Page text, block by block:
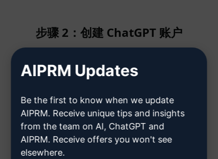
步骤 2：创建 ChatGPT 账户
单击此处了解如何创建 ChatGPT 帐
步骤 3：在您的 ChatGPT 中使用提示
AIPRM Updates
Be the first to know when we update
AIPRM. Receive unique tips and insights
from the team on AI, ChatGPT and
AIPRM. Receive offers you won't see
elsewhere.